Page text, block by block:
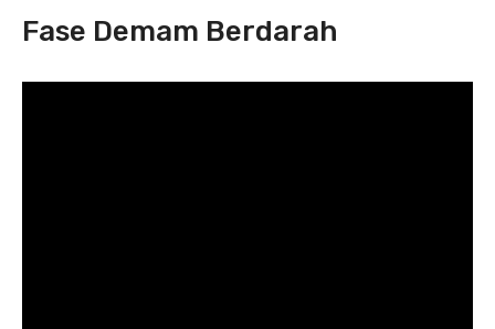
Fase Demam Berdarah